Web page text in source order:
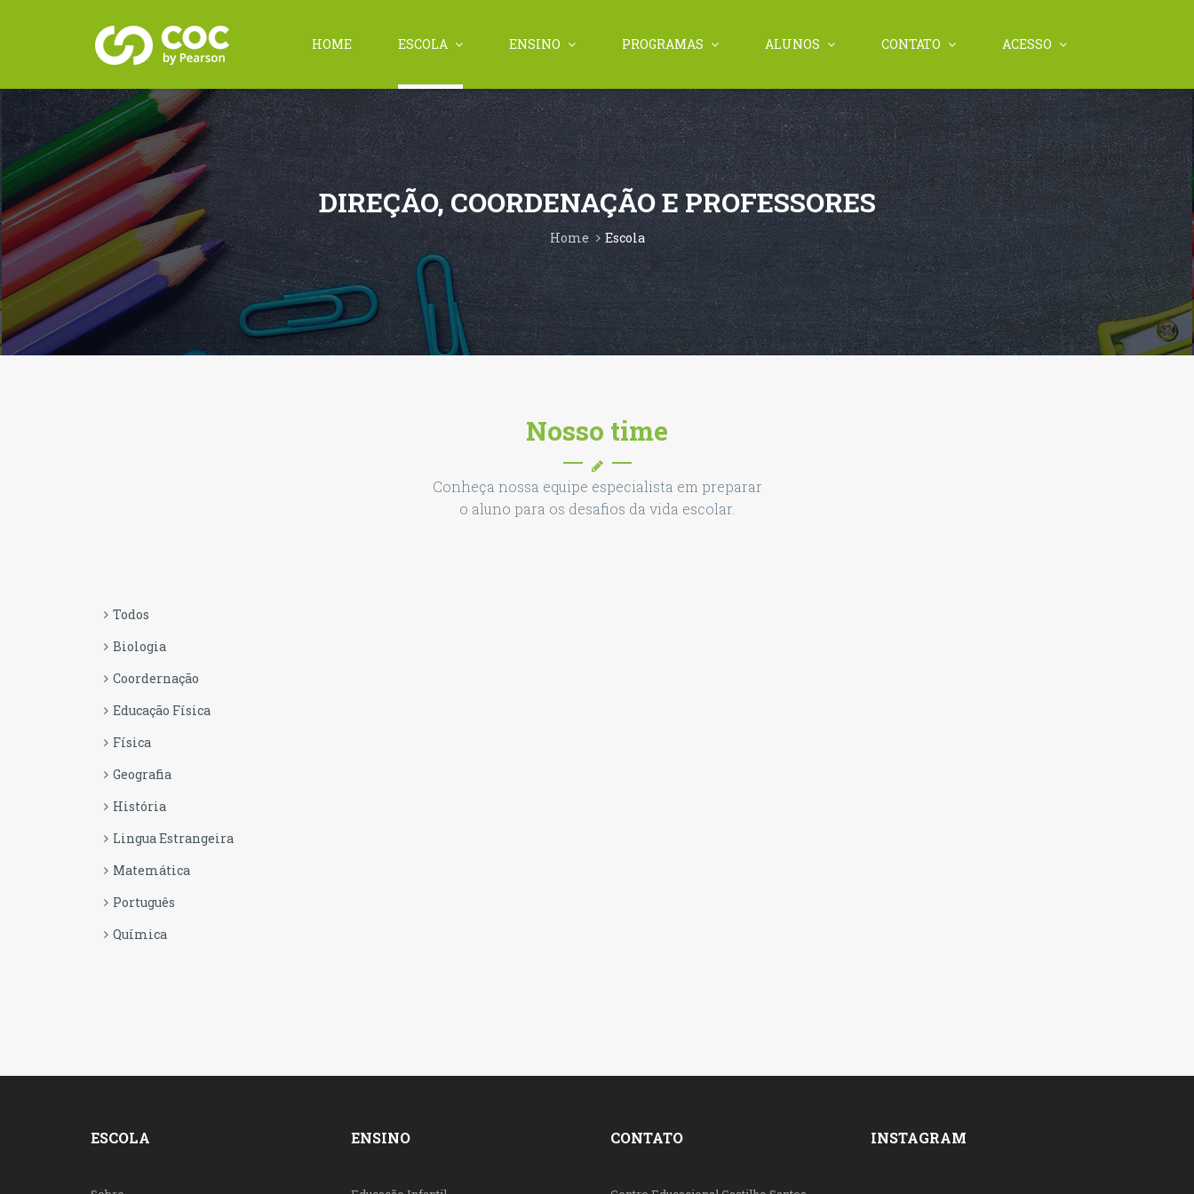
HOME ESCOLA ENSINO PROGRAMAS ALUNOS CONTATO ACESSO
DIREÇÃO, COORDENAÇÃO E PROFESSORES
Home Escola
Nosso time
Conheça nossa equipe especialista em preparar
o aluno para os desafios da vida escolar.
Todos
Biologia
Coordernação
Educação Física
Física
Geografia
História
Lingua Estrangeira
Matemática
Português
Química
ESCOLA ENSINO CONTATO INSTAGRAM